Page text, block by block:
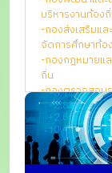
บริหารงานท้อง
-กองส่งเสริมแ
จัดการศึกษาท้อ
-กองกฎหมายแ
ถิ่น
-กองตรวจสอบ
บัญชีท้องถิ่น
-กองยุทธศาส
-กองการเจ้าหน้
-กองคลัง
-สำนักงานเลขา